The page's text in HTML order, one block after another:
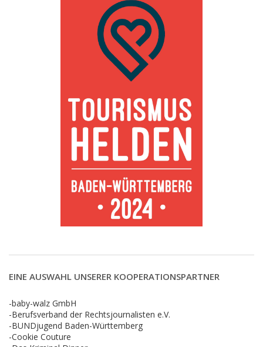
EINE AUSWAHL UNSERER KOOPERATIONSPARTNER
-baby-walz GmbH
-Berufsverband der Rechtsjournalisten e.V.
-BUNDjugend Baden-Württemberg
-Cookie Couture